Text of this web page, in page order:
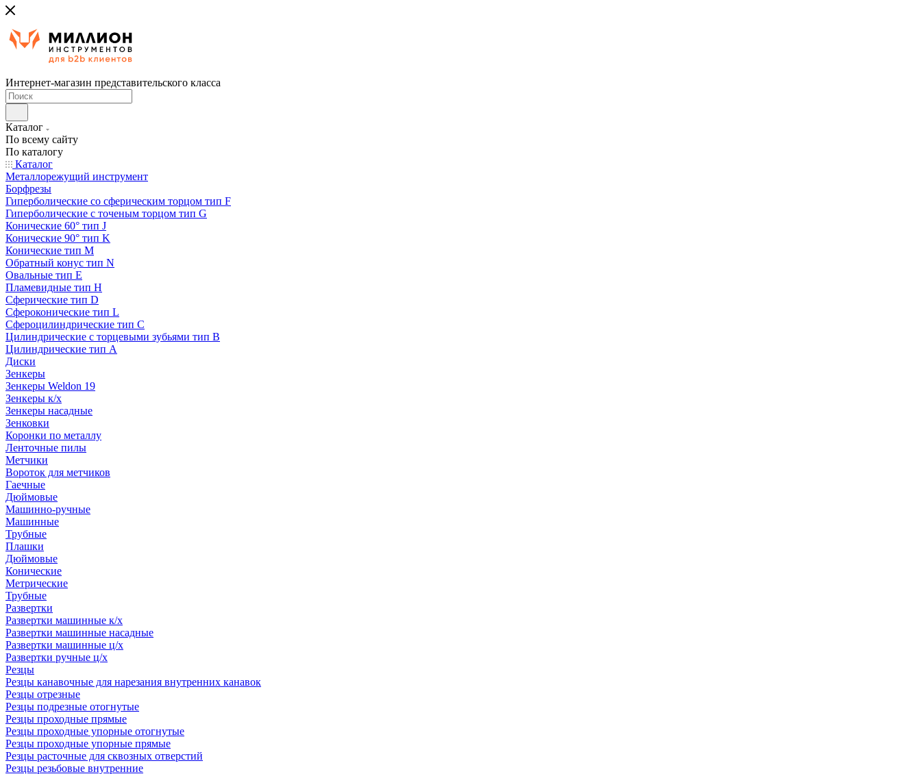
Интернет-магазин представительского класса
Каталог
По всему сайту
По каталогу
Каталог
Металлорежущий инструмент
Борфрезы
Гиперболические cо сферическим торцом тип F
Гиперболические с точеным торцом тип G
Конические 60° тип J
Конические 90° тип K
Конические тип M
Обратный конус тип N
Овальные тип E
Пламевидные тип H
Сферические тип D
Сфероконические тип L
Сфероцилиндрические тип C
Цилиндрические с торцевыми зубьями тип B
Цилиндрические тип А
Диски
Зенкеры
Зенкеры Weldon 19
Зенкеры к/х
Зенкеры насадные
Зенковки
Коронки по металлу
Ленточные пилы
Метчики
Вороток для метчиков
Гаечные
Дюймовые
Машинно-ручные
Машинные
Трубные
Плашки
Дюймовые
Конические
Метрические
Трубные
Развертки
Развертки машинные к/х
Развертки машинные насадные
Развертки машинные ц/х
Развертки ручные ц/х
Резцы
Резцы канавочные для нарезания внутренних канавок
Резцы отрезные
Резцы подрезные отогнутые
Резцы проходные прямые
Резцы проходные упорные отогнутые
Резцы проходные упорные прямые
Резцы расточные для сквозных отверстий
Резцы резьбовые внутренние